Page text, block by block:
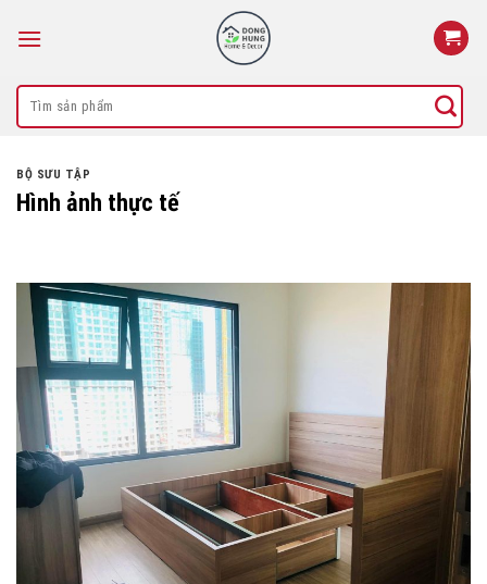
Search
for:
BỘ SƯU TẬP
Hình ảnh thực tế